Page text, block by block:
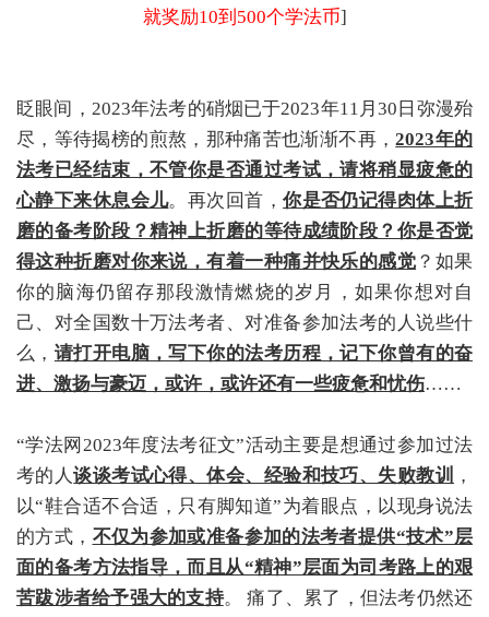
就奖励10到500个学法币]
眨眼间，2023年法考的硝烟已于2023年11月30日弥漫殆
尽，等待揭榜的煎熬，那种痛苦也渐渐不再，2023年的
法考已经结束，不管你是否通过考试，请将稍显疲惫的
心静下来休息会儿。再次回首，你是否仍记得肉体上折
磨的备考阶段？精神上折磨的等待成绩阶段？你是否觉
得这种折磨对你来说，有着一种痛并快乐的感觉 ？如果
你的脑海仍留存那段激情燃烧的岁月，如果你想对自
己、对全国数十万法考者、对准备参加法考的人说些什
么， 请打开电脑，写下你的法考历程，记下你曾有的奋
进、激扬与豪迈，或许，或许还有一些疲惫和忧伤……
“学法网2023年度法考征文”活动主要是想通过参加过法
考的人谈谈考试心得、体会、经验和技巧、失败教训 ，
以“鞋合适不合适，只有脚知道”为着眼点，以现身说法
的方式， 不仅为参加或准备参加的法考者提供“技术”层
面的备考方法指导，而且从“精神”层面为司考路上的艰
苦跋涉者给予强大的支持。 痛了、累了，但法考仍然还